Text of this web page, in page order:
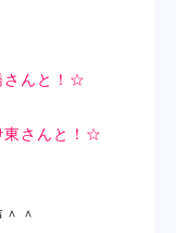
さんと！☆
東さんと！☆
＾